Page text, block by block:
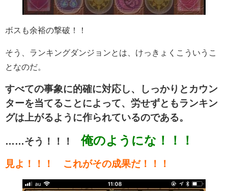
ボスも余裕の撃破！！
そう、ランキングダンジョンとは、けっきょくこういうこ
となのだ。
すべての事象に的確に対応し、しっかりとカウン
ターを当てることによって、労せずともランキン
グは上がるように作られているのである。
……そう！！！ 俺のようにな！！！
見よ！！！ これがその成果だ！！！